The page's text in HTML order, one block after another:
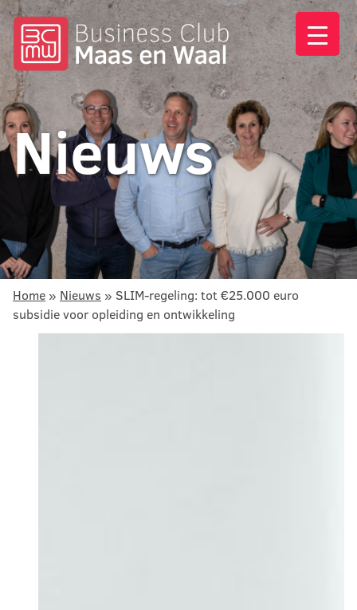
Nieuws
Home » Nieuws » SLIM-regeling: tot €25.000 euro
subsidie voor opleiding en ontwikkeling